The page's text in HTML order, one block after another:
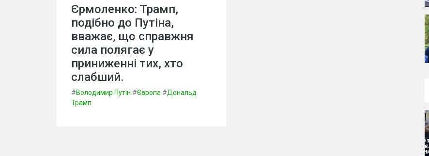
Єрмоленко: Трамп,
подібно до Путіна,
вважає, що справжня
сила полягає у
приниженні тих, хто
слабший.
#Володимир Путін #Європа #Дональд
Трамп